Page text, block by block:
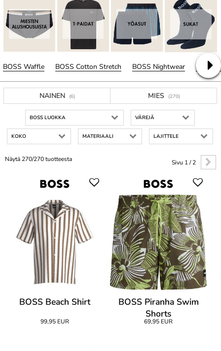
BOSS Waffle BOSS Cotton Stretch BOSS Nightwear BOSS
NAINEN (6) MIES (270)
BOSS LUOKKA VÄREJÄ
KOKO MATERIAALI LAJITTELE
Sivu 1 / 2
Näytä 270/270 tuotteesta
BOSS Beach Shirt
99,95 EUR
BOSS Piranha Swim
Shorts
69,95 EUR